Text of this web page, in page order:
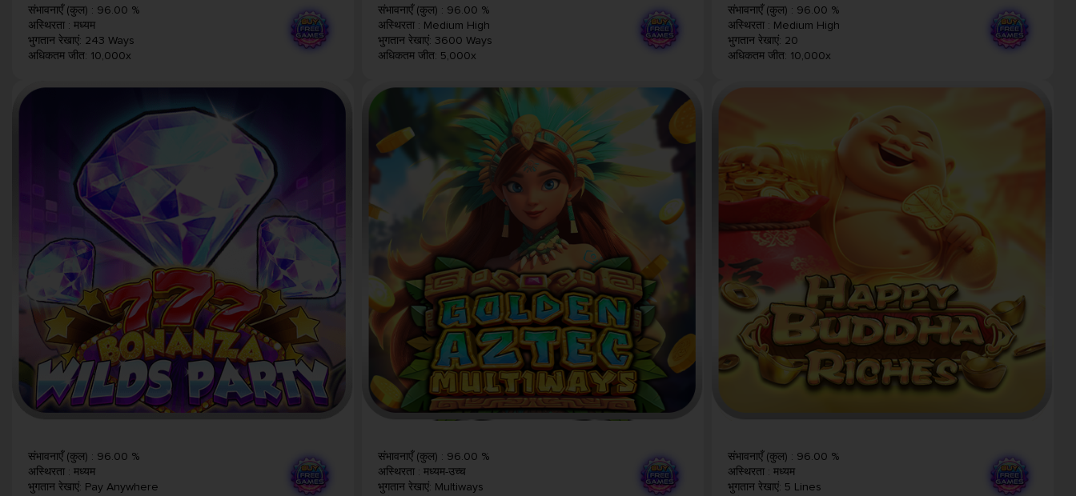
संभावनाएँ (कुल) : 96.00 %
अस्थिरता : मध्यम
भुगतान रेखाएं: 243 Ways
अधिकतम जीत: 10,000x
संभावनाएँ (कुल) : 96.00 %
अस्थिरता: Medium High
भुगतान रेखाएं: 3600 Ways
अधिकतम जीत: 5,000x
संभावनाएँ (कुल) : 96.00 %
अस्थिरता: Medium High
भुगतान रेखाएं: 20
अधिकतम जीत: 10,000x
संभावनाएँ (कुल) : 96.00 %
अस्थिरता : मध्यम
भुगतान रेखाएं: Pay Anywhere
संभावनाएँ (कुल) : 96.00 %
अस्थिरता: मध्यम-उच्च
भुगतान रेखाएं: Multiways
संभावनाएँ (कुल) : 96.00 %
अस्थिरता: मध्यम
भुगतान रेखाएं: 5 Lines